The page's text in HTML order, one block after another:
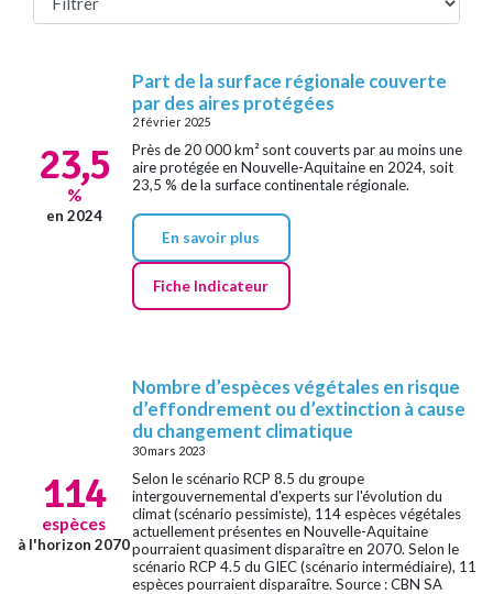
23,5
%
en 2024
Part de la surface régionale couverte
par des aires protégées
2 février 2025
Près de 20 000 km² sont couverts par au moins une
aire protégée en Nouvelle-Aquitaine en 2024, soit
23,5 % de la surface continentale régionale.
En savoir plus
Fiche Indicateur
114
espèces
à l'horizon 2070
Nombre d’espèces végétales en risque
d’effondrement ou d’extinction à cause
du changement climatique
30 mars 2023
Selon le scénario RCP 8.5 du groupe
intergouvernemental d'experts sur l'évolution du
climat (scénario pessimiste), 114 espèces végétales
actuellement présentes en Nouvelle-Aquitaine
pourraient quasiment disparaître en 2070. Selon le
scénario RCP 4.5 du GIEC (scénario intermédiaire), 11
espèces pourraient disparaître. Source : CBN SA